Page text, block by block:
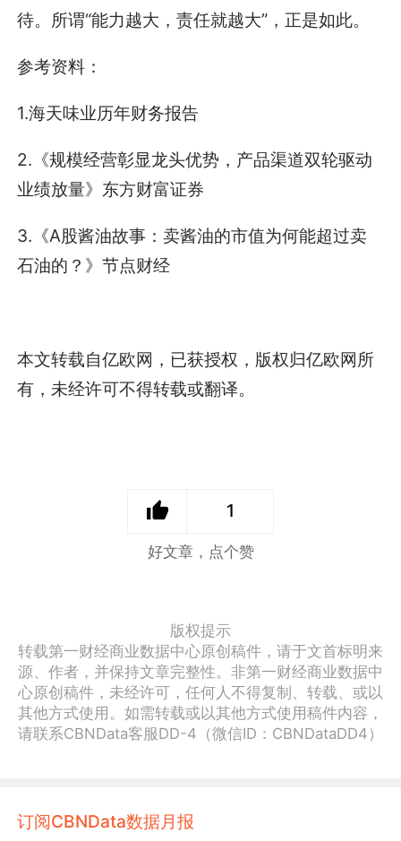
待。所谓“能力越大，责任就越大”，正是如此。
参考资料：
1.海天味业历年财务报告
2.《规模经营彰显龙头优势，产品渠道双轮驱动
业绩放量》东方财富证券
3.《A股酱油故事：卖酱油的市值为何能超过卖
石油的？》节点财经
本文转载自亿欧网，已获授权，版权归亿欧网所
有，未经许可不得转载或翻译。
1
好文章，点个赞
版权提示
转载第一财经商业数据中心原创稿件，请于文首标明来
源、作者，并保持文章完整性。非第一财经商业数据中
心原创稿件，未经许可，任何人不得复制、转载、或以
其他方式使用。如需转载或以其他方式使用稿件内容，
请联系CBNData客服DD-4（微信ID：CBNDataDD4）
订阅CBNData数据月报